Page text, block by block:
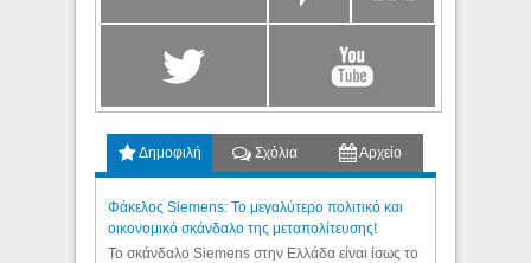
Δημοφιλή Σχόλια Αρχείο
Φάκελος Siemens: Το μεγαλύτερο πολιτικό και
οικονομικό σκάνδαλο της μεταπολίτευσης!
Το σκάνδαλο Siemens στην Ελλάδα είναι ίσως το